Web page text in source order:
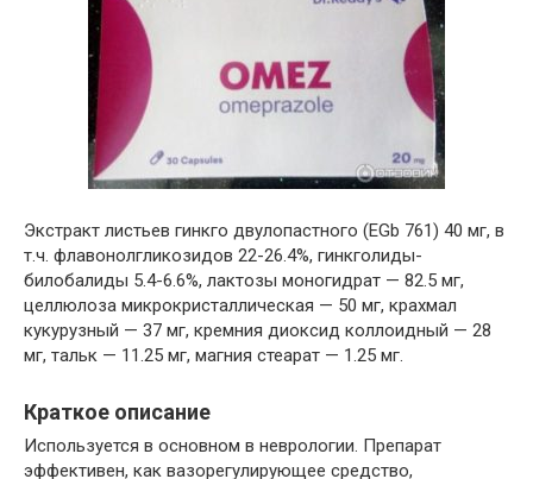
Экстракт листьев гинкго двулопастного (EGb 761) 40 мг, в
т.ч. флавонолгликозидов 22-26.4%, гинкголиды-
билобалиды 5.4-6.6%, лактозы моногидрат — 82.5 мг,
целлюлоза микрокристаллическая — 50 мг, крахмал
кукурузный — 37 мг, кремния диоксид коллоидный — 28
мг, тальк — 11.25 мг, магния стеарат — 1.25 мг.
Краткое описание
Используется в основном в неврологии. Препарат
эффективен, как вазорегулирующее средство,